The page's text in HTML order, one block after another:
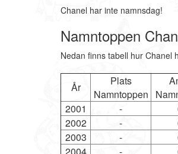
Chanel har inte namnsdag!
Namntoppen
Nedan finns tabell hur Chanel
År
Plats
Namntoppen
2001
-
2002
-
2003
-